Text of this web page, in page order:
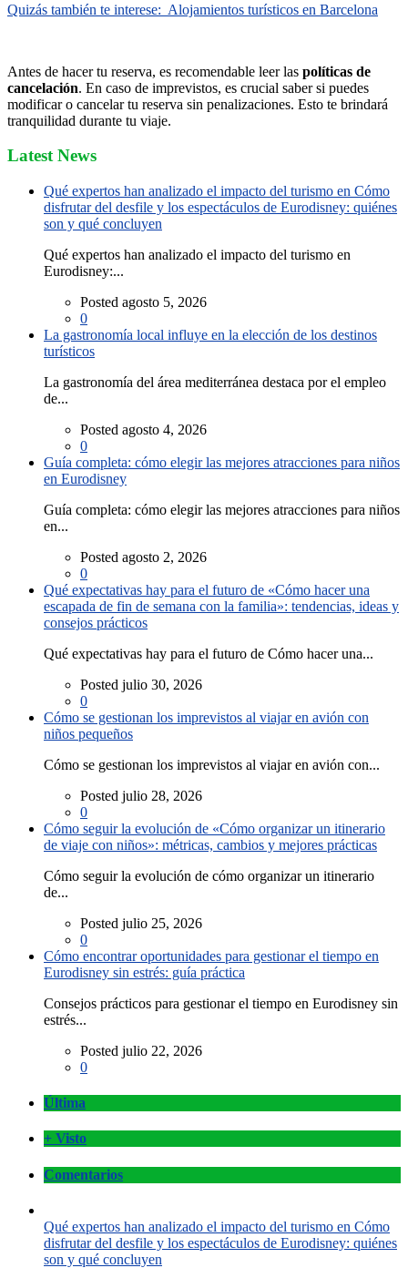
Quizás también te interese: Alojamientos turísticos en Barcelona
Antes de hacer tu reserva, es recomendable leer las políticas de
cancelación. En caso de imprevistos, es crucial saber si puedes
modificar o cancelar tu reserva sin penalizaciones. Esto te brindará
tranquilidad durante tu viaje.
Latest News
Qué expertos han analizado el impacto del turismo en Cómo
disfrutar del desfile y los espectáculos de Eurodisney: quiénes
son y qué concluyen
Qué expertos han analizado el impacto del turismo en
Eurodisney:...
Posted agosto 5, 2026
0
La gastronomía local influye en la elección de los destinos
turísticos
La gastronomía del área mediterránea destaca por el empleo
de...
Posted agosto 4, 2026
0
Guía completa: cómo elegir las mejores atracciones para niños
en Eurodisney
Guía completa: cómo elegir las mejores atracciones para niños
en...
Posted agosto 2, 2026
0
Qué expectativas hay para el futuro de «Cómo hacer una
escapada de fin de semana con la familia»: tendencias, ideas y
consejos prácticos
Qué expectativas hay para el futuro de Cómo hacer una...
Posted julio 30, 2026
0
Cómo se gestionan los imprevistos al viajar en avión con
niños pequeños
Cómo se gestionan los imprevistos al viajar en avión con...
Posted julio 28, 2026
0
Cómo seguir la evolución de «Cómo organizar un itinerario
de viaje con niños»: métricas, cambios y mejores prácticas
Cómo seguir la evolución de cómo organizar un itinerario
de...
Posted julio 25, 2026
0
Cómo encontrar oportunidades para gestionar el tiempo en
Eurodisney sin estrés: guía práctica
Consejos prácticos para gestionar el tiempo en Eurodisney sin
estrés...
Posted julio 22, 2026
0
Última
+ Visto
Comentarios
Qué expertos han analizado el impacto del turismo en Cómo
disfrutar del desfile y los espectáculos de Eurodisney: quiénes
son y qué concluyen